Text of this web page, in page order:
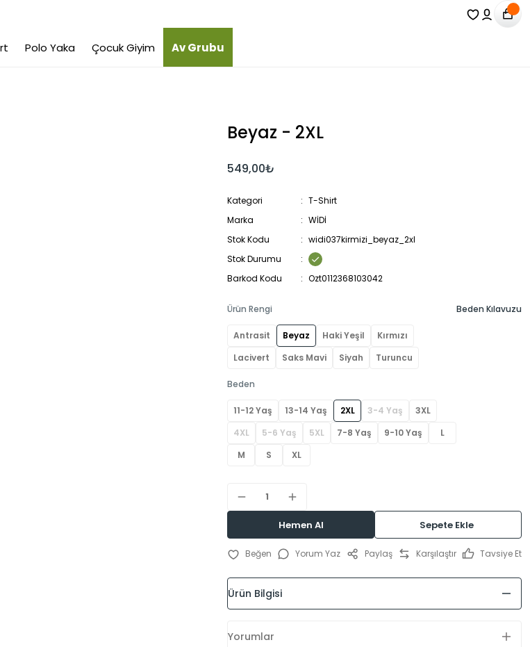
Polo Yaka Çocuk Giyim Av Grubu
Beyaz - 2XL
549,00₺
Kategori
T-Shirt
Marka
WİDİ
Stok Kodu
widi037kirmizi_beyaz_2xl
Stok Durumu
Barkod Kodu
Ozt0112368103042
Ürün Rengi
Antrasit Beyaz Haki Yeşil
Kırmızı
Lacivert
Saks Mavi Siyah Turuncu
Beden
11-12 Yaş 13-14 Yaş 2XL 3-4 Yaş
3XL
4XL
5-6 Yaş 5XL 7-8 Yaş 9-10 Yaş
L
M
S XL
Beden Kılavuzu
Hemen Al Sepete Ekle
Yorum Yaz Paylaş Karşılaştır Tavsiye Et
Ürün Bilgisi
Yorumlar